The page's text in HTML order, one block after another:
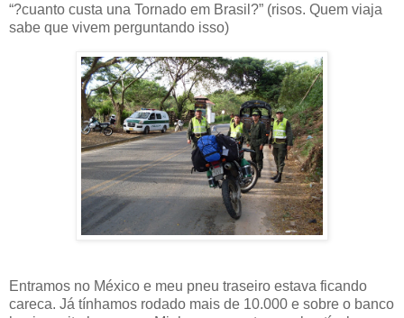
“?cuanto custa una Tornado em Brasil?” (risos. Quem viaja
sabe que vivem perguntando isso)
Entramos no México e meu pneu traseiro estava ficando
careca. Já tínhamos rodado mais de 10.000 e sobre o banco